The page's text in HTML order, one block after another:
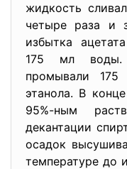
жидкость
четыре раза и
избытка
175 мл воды.
промывали
этанола. В
95%-ным
декантации
осадок
температуре до